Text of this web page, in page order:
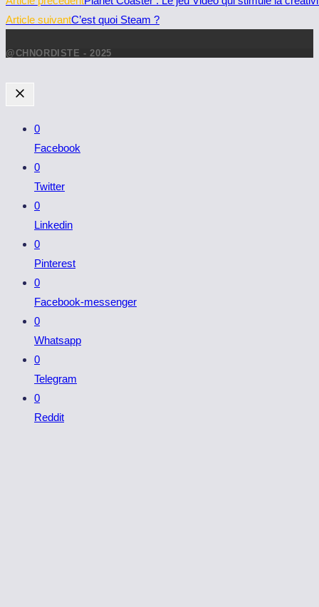
more
Article suivantC’est quoi Steam ?
@CHNORDISTE - 2025
0
Facebook
0
Twitter
0
Linkedin
0
Pinterest
0
Facebook-messenger
0
Whatsapp
0
Telegram
0
Reddit